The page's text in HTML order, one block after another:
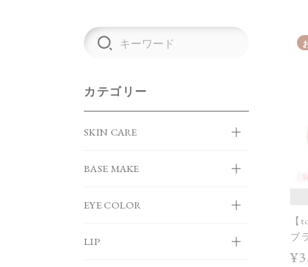
カテゴリー
SKIN CARE
BASE MAKE
EYE COLOR
LIP
ブ
UV